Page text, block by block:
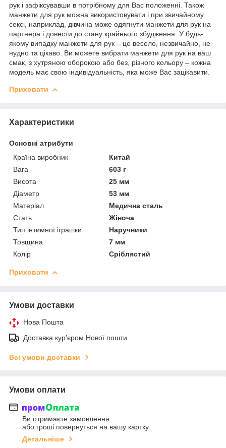
рук і зафіксувавши в потрібному для Вас положенні. Також
манжети для рук можна використовувати і при звичайному
сексі, наприклад, дівчина може одягнути манжети для рук на
партнера і довести до стану крайнього збудження. У будь-
якому випадку манжети для рук – це весело, незвичайно, не
нудно та цікаво. Ви можете вибрати манжети для рук на ваш
смак, з хутряною оборокою або без, різного кольору – кожна
модель має свою індивідуальність, яка може Вас зацікавити.
Приховати
Характеристики
Основні атрибути
Країна виробник
Китай
Вага
603 г
Висота
25 мм
Діаметр
53 мм
Матеріал
Медична сталь
Стать
Жіноча
Тип інтимної іграшки
Наручники
Товщина
7 мм
Колір
Сріблястий
Приховати
Умови доставки
Нова Пошта
Доставка кур'єром Нової пошти
Всі умови доставки
Умови оплати
Ви отримаєте замовлення
або гроші повернуться на вашу картку
Детальніше